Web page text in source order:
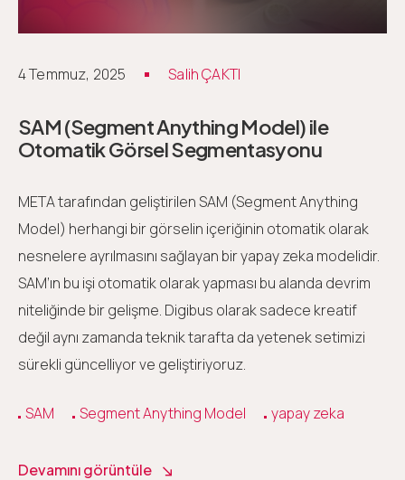
4 Temmuz, 2025 Salih ÇAKTI
SAM (Segment Anything Model) ile
Otomatik Görsel Segmentasyonu
META tarafından geliştirilen SAM (Segment Anything
Model) herhangi bir görselin içeriğinin otomatik olarak
nesnelere ayrılmasını sağlayan bir yapay zeka modelidir.
SAM’ın bu işi otomatik olarak yapması bu alanda devrim
niteliğinde bir gelişme. Digibus olarak sadece kreatif
değil aynı zamanda teknik tarafta da yetenek setimizi
sürekli güncelliyor ve geliştiriyoruz.
SAM Segment Anything Model yapay zeka
Devamını görüntüle